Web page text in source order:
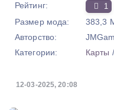
Рейтинг: 1
Размер мода:
383,3
Авторство:
Категории:
Карты /
12-03-2025, 20:08